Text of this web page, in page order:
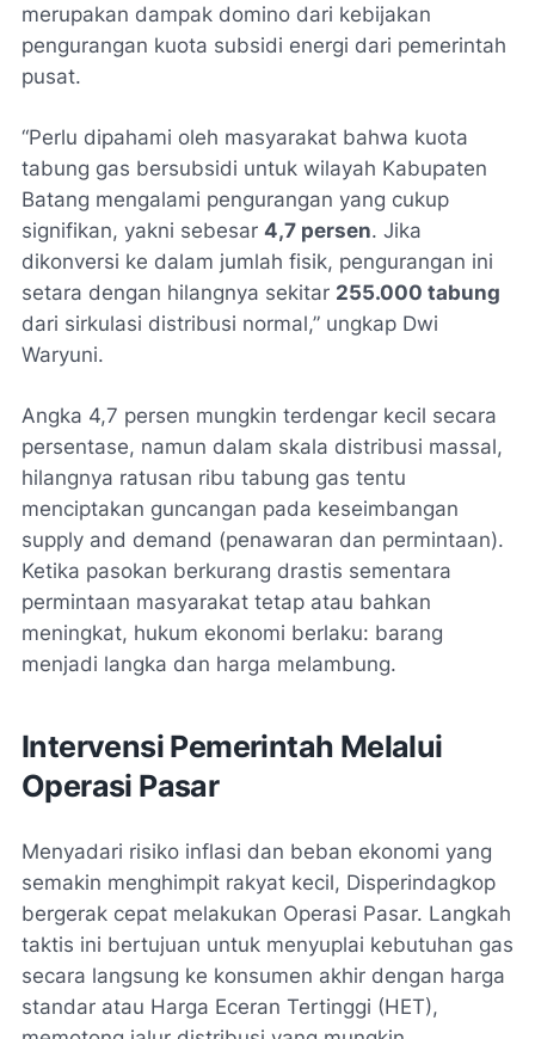
merupakan dampak domino dari kebijakan
pengurangan kuota subsidi energi dari pemerintah
pusat.
“Perlu dipahami oleh masyarakat bahwa kuota
tabung gas bersubsidi untuk wilayah Kabupaten
Batang mengalami pengurangan yang cukup
signifikan, yakni sebesar 4,7 persen. Jika
dikonversi ke dalam jumlah fisik, pengurangan ini
setara dengan hilangnya sekitar 255.000 tabung
dari sirkulasi distribusi normal,” ungkap Dwi
Waryuni.
Angka 4,7 persen mungkin terdengar kecil secara
persentase, namun dalam skala distribusi massal,
hilangnya ratusan ribu tabung gas tentu
menciptakan guncangan pada keseimbangan
supply and demand (penawaran dan permintaan).
Ketika pasokan berkurang drastis sementara
permintaan masyarakat tetap atau bahkan
meningkat, hukum ekonomi berlaku: barang
menjadi langka dan harga melambung.
Intervensi Pemerintah Melalui
Operasi Pasar
Menyadari risiko inflasi dan beban ekonomi yang
semakin menghimpit rakyat kecil, Disperindagkop
bergerak cepat melakukan Operasi Pasar. Langkah
taktis ini bertujuan untuk menyuplai kebutuhan gas
secara langsung ke konsumen akhir dengan harga
standar atau Harga Eceran Tertinggi (HET),